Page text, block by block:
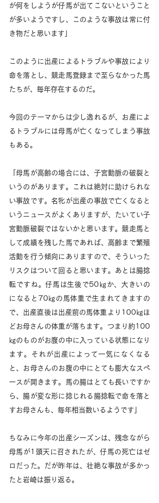
が何をしようが仔馬が出てこないということ
が多いようですし、このような事故は常に付
き物だと思います」
このように出産によるトラブルや事故により
命を落とし、競走馬登録まで至らなかった馬
たちが、毎年存在するのだ。
今回のテーマからは少し逸れるが、お産によ
るトラブルには母馬が亡くなってしまう事故
もある。
「母馬が高齢の場合には、子宮動脈の破裂と
いうのがあります。これは絶対に助けられな
い事故です。名牝が出産の事故で亡くなると
いうニュースがよくありますが、たいてい子
宮動脈破裂ではないかと思います。競走馬と
して成績を残した馬であれば、高齢まで繁殖
活動を行う傾向にありますので、そういった
リスクはついて回ると思います。あとは腸捻
転ですね。仔馬は生後で50㎏か、大きいの
になると70㎏の馬体重で生まれてきますの
で、出産直後は出産前の馬体重より100㎏ほ
どお母さんの体重が落ちます。つまり約100
㎏のものがお腹の中に入っている状態になり
ます。それが出産によって一気になくなる
と、お母さんのお腹の中にとても膨大なスペ
ースが開きます。馬の腸はとても長いですか
ら、腸が変な形に捻じれる腸捻転で命を落と
すお母さんも、毎年相当数いるようです」
ちなみに今年の出産シーズンは、残念ながら
母馬が1頭天に召されたが、仔馬の死亡はゼ
ロだった。だが昨年は、壮絶な事故が多かっ
たと岩崎は振り返る。